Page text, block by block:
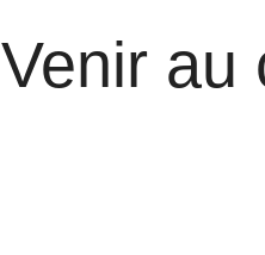
Venir au